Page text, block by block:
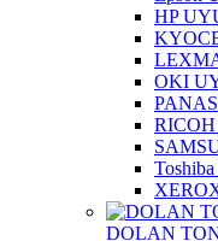
HP
OKI
DOLAN